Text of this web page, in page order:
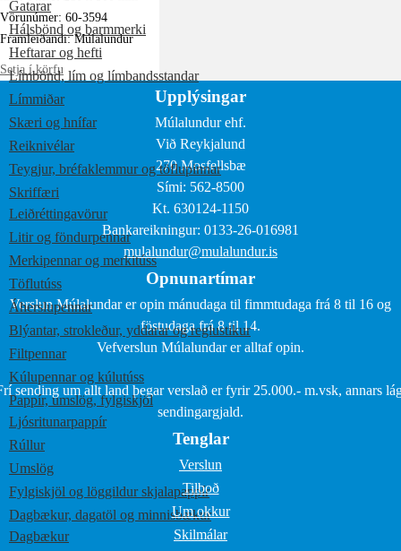
Gatarar
Hálsbönd og barmmerki
Heftarar og hefti
Límbönd, lím og límbandsstandar
Límmiðar
Skæri og hnífar
Reiknivélar
Teygjur, bréfaklemmur og töflupinnar
Skriffæri
Leiðréttingavörur
Litir og föndurpennar
Merkipennar og merkitúss
Töflutúss
Áherslupennar
Blýantar, strokleður, yddarar og reglustikur
Filtpennar
Kúlupennar og kúlutúss
Pappír, umslög, fylgiskjöl
Ljósritunarpappír
Rúllur
Umslög
Fylgiskjöl og löggildur skjalapappír
Dagbækur, dagatöl og minnisbækur
Dagbækur
Vörunúmer: 60-3594
Framleiðandi: Múlalundur
Setja í körfu
Upplýsingar
Múlalundur ehf.
Við Reykjalund
270 Mosfellsbæ
Sími: 562-8500
Kt. 630124-1150
Bankareikningur: 0133-26-016981
mulalundur@mulalundur.is
Opnunartímar
Verslun Múlalundar er opin mánudaga til fimmtudaga frá 8 til 16 og
föstudaga frá 8 til 14.
Vefverslun Múlalundar er alltaf opin.
sending um allt land þegar verslað er fyrir 25.000.- m.vsk, annars
sendingargjald.
Tenglar
Verslun
Tilboð
Um okkur
Skilmálar